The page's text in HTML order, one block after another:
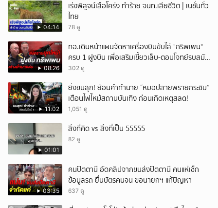
04:14
เร่งพิสูจน์เสือโคร่ง ทำร้าย จนท.เสียชีวิต | เนชั่นทั่ว
ไทย
78 ดู
08:26
ทอ.เดินหน้าแผนจัดหาเครื่องบินขับไล่ "กริพเพน"
ครบ 1 ฝูงบิน เพื่อเสริมเขี้ยวเล็บ-ตอบโจทย์รบสมัย
ใหม่
302 ดู
11:02
ยิ่งขนลุก! ย้อนคำทำนาย “หมอปลายพรายกระซิบ”
เตือนไฟไหม้สถานบันเทิง ก่อนเกิดเหตุสลด!
1,051 ดู
01:01
สิ่งที่คิด vs สิ่งที่เป็น 55555
82 ดู
03:35
คนปัตตานี อัดคลิปจากขนส่งปัตตานี คนแห่เช็ก
ข้อมูลรถ ยื่นบัตรคนจน ขอนายกฯ แก้ปัญหา
637 ดู